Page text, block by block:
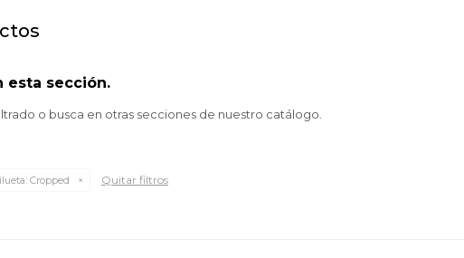
esta sección.
o busca en otras secciones de nuestro catálogo.
Cropped Quitar filtros